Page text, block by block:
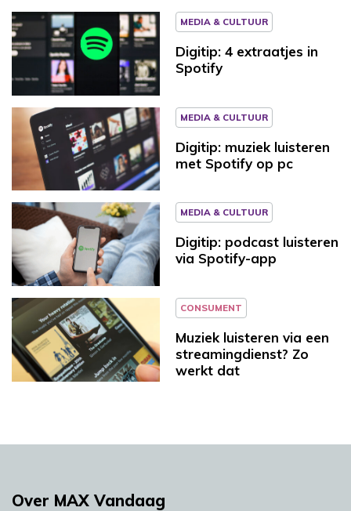
MEDIA & CULTUUR
Digitip: 4 extraatjes in
Spotify
MEDIA & CULTUUR
Digitip: muziek luisteren
met Spotify op pc
MEDIA & CULTUUR
Digitip: podcast luisteren
via Spotify-app
CONSUMENT
Muziek luisteren via een
streamingdienst? Zo
werkt dat
Over MAX Vandaag